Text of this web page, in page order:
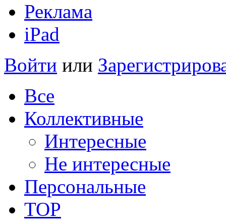
Реклама
iPad
Войти или
Все
Коллективные
Интересные
Не интересные
Персональные
TOP